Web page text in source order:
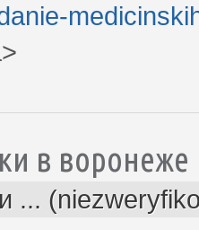
в воронеже
...